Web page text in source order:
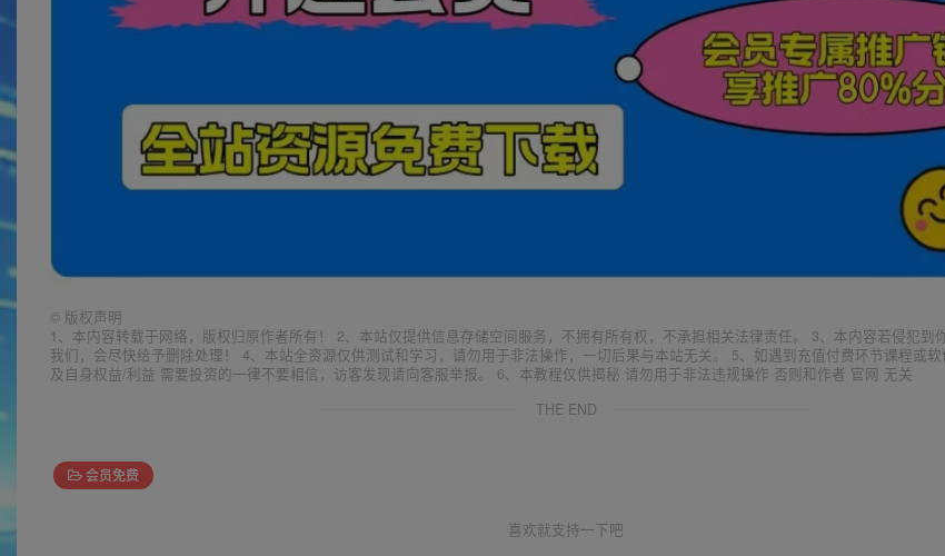
© 版权声明
1、本内容转载于网络，版权归原作者所有！ 2、本站仅提供信息存储空间服务，不拥有所有权，不承担相关法律责任。 3、本内容若侵犯到
我们，会尽快给予删除处理！ 4、本站全资源仅供测试和学习，请勿用于非法操作，一切后果与本站无关。 5、如遇到充值付费环节课程或
及自身权益/利益 需要投资的一律不要相信，访客发现请向客服举报。 6、本教程仅供揭秘 请勿用于非法违规操作 否则和作者 官网 无关
THE END
会员免费
喜欢就支持一下吧